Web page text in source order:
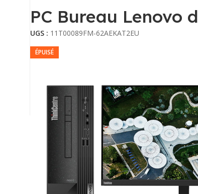
PC Bureau Lenovo
UGS : 11T00089FM-62AEKAT2EU
ÉPUISÉ